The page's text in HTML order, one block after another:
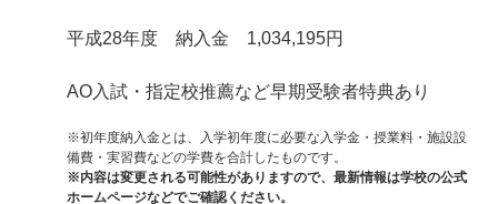
平成28年度 納入金 1,034,195円
AO入試・指定校推薦など早期受験者特典あり
※初年度納入金とは、入学初年度に必要な入学金・授業料・施設設
備費・実習費などの学費を合計したものです。
※内容は変更される可能性がありますので、最新情報は学校の公式
ホームページなどでご確認ください。